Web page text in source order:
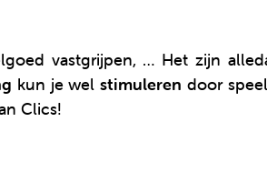
vastgrijpen, … Het zijn
kun je welstimuleren door
Clics!